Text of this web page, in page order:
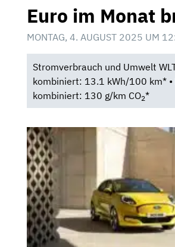
Euro im Monat
MONTAG, 4. AUGUST 2025 UM
Stromverbrauch und Umwelt
kombiniert: 13.1 kWh/100 km* •
kombiniert: 130 g/km CO2*